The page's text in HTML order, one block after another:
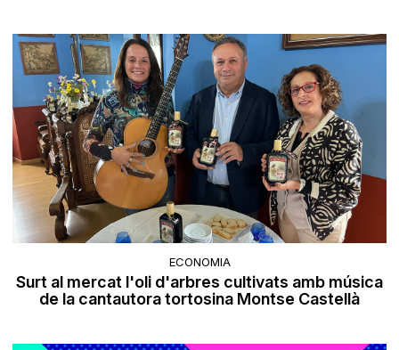
ECONOMIA
Surt al mercat l'oli d'arbres cultivats amb música
de la cantautora tortosina Montse Castellà